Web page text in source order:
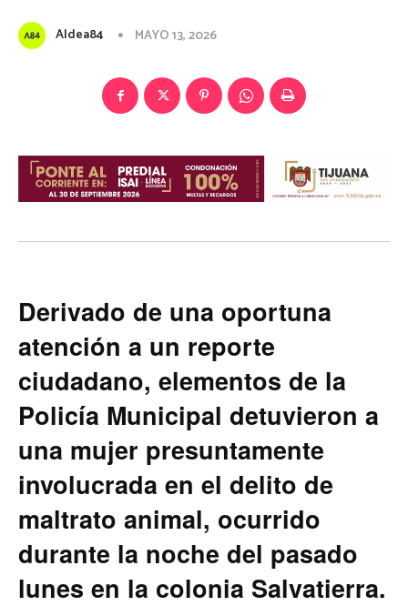
Aldea84 MAYO 13, 2026
Derivado de una oportuna
atención a un reporte
ciudadano, elementos de la
Policía Municipal detuvieron a
una mujer presuntamente
involucrada en el delito de
maltrato animal, ocurrido
durante la noche del pasado
lunes en la colonia Salvatierra.